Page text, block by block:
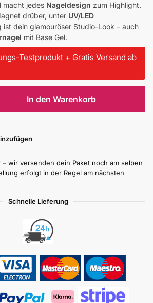
macht jedes Nageldesign zum Highlight.
drüber, unter UV/LED
ist dein glamouröser Studio-Look – auch
mit Base Gel.
Testprodukt + Gratis Versand ab
In den Warenkorb
– wir versenden dein Paket noch am selben
erfolgt in der Regel am nächsten
Schnelle Lieferung